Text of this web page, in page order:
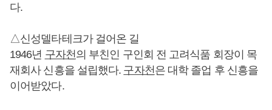
다.
△신성델타테크가 걸어온 길
1946년 구자천의 부친인 구인회 전 고려식품 회장이 목
재회사 신흥을 설립했다. 구자천은 대학 졸업 후 신흥을
이어받았다.